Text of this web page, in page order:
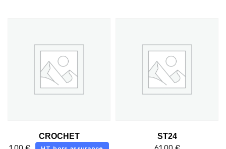
CROCHET
ST24